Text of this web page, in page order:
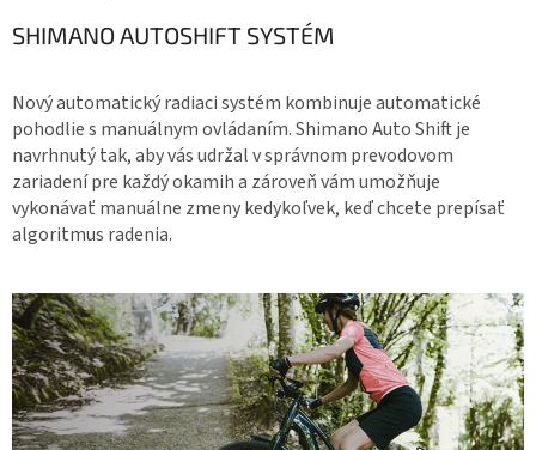
SHIMANO AUTOSHIFT SYSTÉM
Nový automatický radiaci systém kombinuje automatické
pohodlie s manuálnym ovládaním. Shimano Auto Shift je
navrhnutý tak, aby vás udržal v správnom prevodovom
zariadení pre každý okamih a zároveň vám umožňuje
vykonávať manuálne zmeny kedykoľvek, keď chcete prepísať
algoritmus radenia.